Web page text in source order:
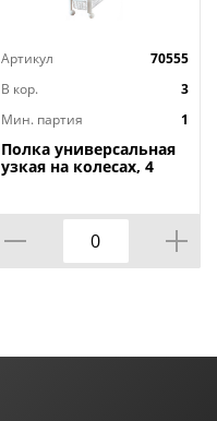
Артикул
70555
В кор.
3
Мин. партия
1
Полка универсальная
узкая на колесах, 4